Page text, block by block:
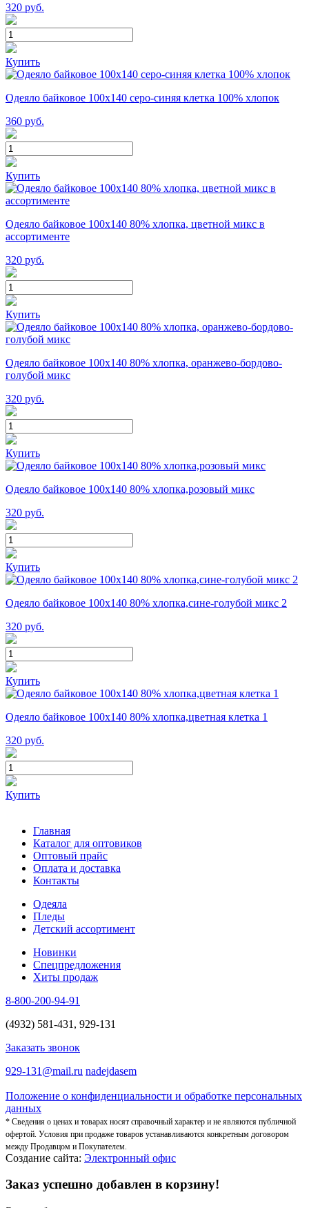
320 руб.
Купить
Одеяло байковое 100х140 серо-синяя клетка 100% хлопок
360 руб.
Купить
Одеяло байковое 100х140 80% хлопка, цветной микс в
ассортименте
320 руб.
Купить
Одеяло байковое 100х140 80% хлопка, оранжево-бордово-
голубой микс
320 руб.
Купить
Одеяло байковое 100х140 80% хлопка,розовый микс
320 руб.
Купить
Одеяло байковое 100х140 80% хлопка,сине-голубой микс 2
320 руб.
Купить
Одеяло байковое 100х140 80% хлопка,цветная клетка 1
320 руб.
Купить
Главная
Каталог для оптовиков
Оптовый прайс
Оплата и доставка
Контакты
Одеяла
Пледы
Детский ассортимент
Новинки
Спецпредложения
Хиты продаж
8-800-200-94-91
(4932) 581-431, 929-131
Заказать звонок
929-131@mail.ru nadejdasem
Положение о конфиденциальности и обработке персональных
данных
* Сведения о ценах и товарах носят справочный характер и не являются публичной
офертой. Условия при продаже товаров устанавливаются конкретным договором
между Продавцом и Покупателем.
Создание сайта: Электронный офис
Заказ успешно добавлен в корзину!